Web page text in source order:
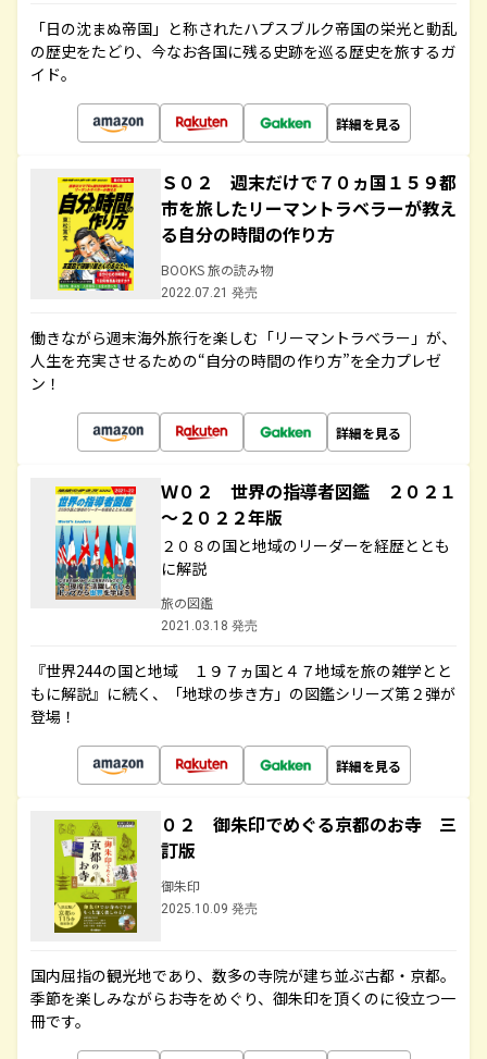
「日の沈まぬ帝国」と称されたハプスブルク帝国の栄光と動乱
の歴史をたどり、今なお各国に残る史跡を巡る歴史を旅するガ
イド。
詳細を見る
Ｓ０２ 週末だけで７０ヵ国１５９都
市を旅したリーマントラベラーが教え
る自分の時間の作り方
BOOKS 旅の読み物
2022.07.21 発売
働きながら週末海外旅行を楽しむ「リーマントラベラー」が、
人生を充実させるための“自分の時間の作り方”を全力プレゼ
ン！
詳細を見る
Ｗ０２ 世界の指導者図鑑 ２０２１
～２０２２年版
２０８の国と地域のリーダーを経歴ととも
に解説
旅の図鑑
2021.03.18 発売
『世界244の国と地域 １９７ヵ国と４７地域を旅の雑学とと
もに解説』に続く、「地球の歩き方」の図鑑シリーズ第２弾が
登場！
詳細を見る
０２ 御朱印でめぐる京都のお寺 三
訂版
御朱印
2025.10.09 発売
国内屈指の観光地であり、数多の寺院が建ち並ぶ古都・京都。
季節を楽しみながらお寺をめぐり、御朱印を頂くのに役立つ一
冊です。